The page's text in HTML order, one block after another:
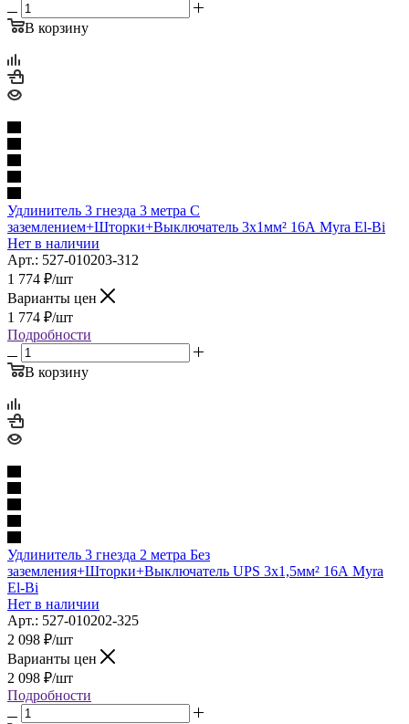
В корзину
Удлинитель 3 гнезда 3 метра С
заземлением+Шторки+Выключатель 3х1мм² 16А Myra El-Bi
Нет в наличии
Арт.: 527-010203-312
1 774 ₽/шт
Варианты цен
1 774 ₽/шт
Подробности
В корзину
Удлинитель 3 гнезда 2 метра Без
заземления+Шторки+Выключатель UPS 3х1,5мм² 16А Myra
El-Bi
Нет в наличии
Арт.: 527-010202-325
2 098 ₽/шт
Варианты цен
2 098 ₽/шт
Подробности